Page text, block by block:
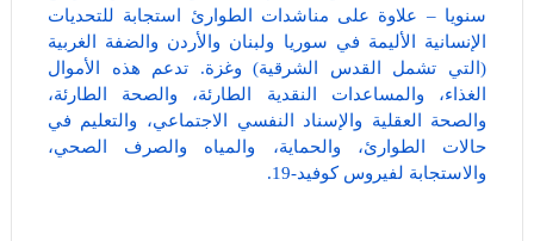
سنويا – علاوة على مناشدات الطوارئ استجابة للتحديات
الإنسانية الأليمة في سوريا ولبنان والأردن والضفة الغربية
(التي تشمل القدس الشرقية) وغزة. تدعم هذه الأموال
الغذاء، والمساعدات النقدية الطارئة، والصحة الطارئة،
والصحة العقلية والإسناد النفسي الاجتماعي، والتعليم في
حالات الطوارئ، والحماية، والمياه والصرف الصحي،
والاستجابة لفيروس كوفيد-19.